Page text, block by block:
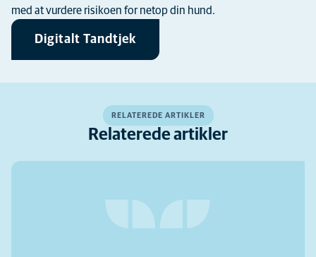
med at vurdere risikoen for netop din hund.
Digitalt Tandtjek
RELATEREDE ARTIKLER
Relaterede artikler